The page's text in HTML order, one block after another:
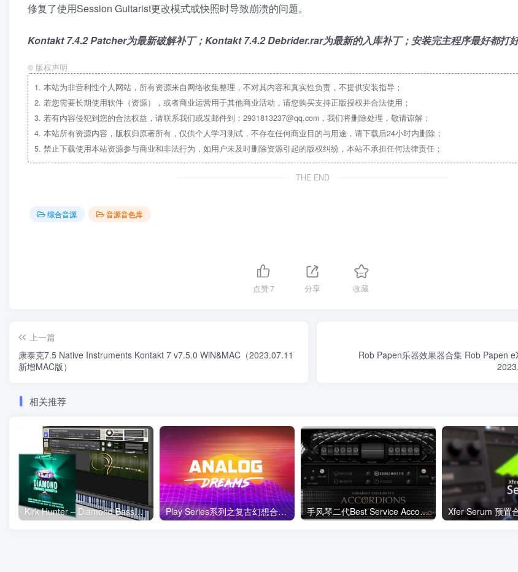
修复了使用Session Guitarist更改模式或快照时导致崩溃的问题。
Kontakt 7.4.2 Patcher为最新破解补丁；Kontakt 7.4.2 Debrider.rar为最新的入库补丁；安装完主程序最好都打好
© 版权声明
1. 本站为非营利性个人网站，所有资源来自网络收集整理，不对其内容和真实性负责，不提供安装指导；
2. 若您需要长期使用软件（资源），或者商业运营用于其他商业活动，请您购买支持正版授权并合法使用；
3. 若有内容侵犯到您的合法权益，请联系我们或发邮件到：2931813237@qq.com，我们将删除处理，敬请谅解；
4. 本站所有资源内容，版权归原著所有，仅供个人学习测试，不存在任何商业目的与用途，请下载后24小时内删除；
5. 禁止下载使用本站资源参与商业和非法行为，如用户未及时删除资源引起的版权纠纷，本站不承担任何法律责任；
THE END
综合音源 音源音色库
点赞7 分享 收藏
上一篇
康泰克7.5 Native Instruments Kontakt 7 v7.5.0 WiN&MAC（2023.07.11
新增MAC版）
Rob Papen乐器效果器合集 Rob Papen
相关推荐
Kirk Hunter – Diamond Basses 猎人低音提琴 Windows/MacOS 康泰克音色 Play Series系列之复古幻想合成器音源 Native Instruments Analog Dreams v2.1.2 KONTAKT 手风琴二代Best Service Accordions 2 康泰克音色